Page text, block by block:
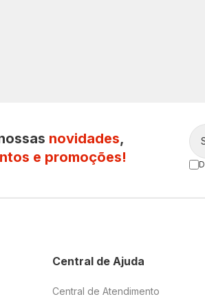
novidades,
e promoções!
Central de Ajuda
Central de Atendimento